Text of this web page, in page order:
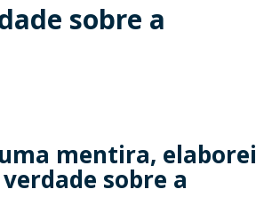
sobre a
mentira, elaborei
sobre a